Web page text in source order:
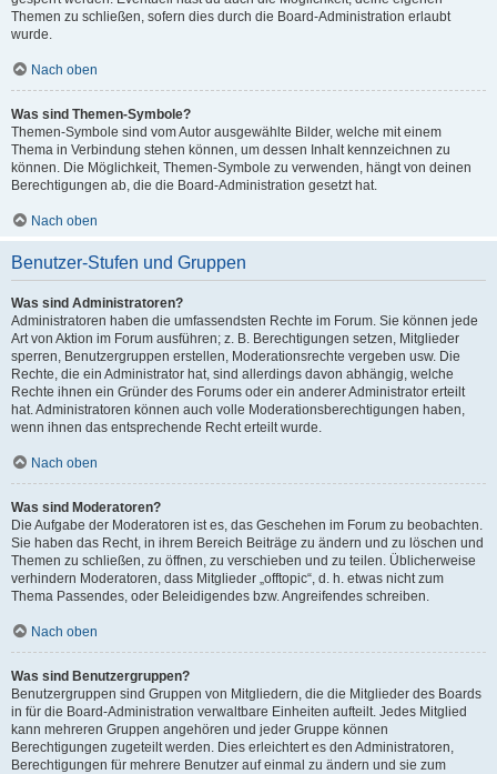
Themen zu schließen, sofern dies durch die Board-Administration erlaubt
wurde.
Nach oben
Was sind Themen-Symbole?
Themen-Symbole sind vom Autor ausgewählte Bilder, welche mit einem
Thema in Verbindung stehen können, um dessen Inhalt kennzeichnen zu
können. Die Möglichkeit, Themen-Symbole zu verwenden, hängt von deinen
Berechtigungen ab, die die Board-Administration gesetzt hat.
Nach oben
Benutzer-Stufen und Gruppen
Was sind Administratoren?
Administratoren haben die umfassendsten Rechte im Forum. Sie können jede
Art von Aktion im Forum ausführen; z. B. Berechtigungen setzen, Mitglieder
sperren, Benutzergruppen erstellen, Moderationsrechte vergeben usw. Die
Rechte, die ein Administrator hat, sind allerdings davon abhängig, welche
Rechte ihnen ein Gründer des Forums oder ein anderer Administrator erteilt
hat. Administratoren können auch volle Moderationsberechtigungen haben,
wenn ihnen das entsprechende Recht erteilt wurde.
Nach oben
Was sind Moderatoren?
Die Aufgabe der Moderatoren ist es, das Geschehen im Forum zu beobachten.
Sie haben das Recht, in ihrem Bereich Beiträge zu ändern und zu löschen und
Themen zu schließen, zu öffnen, zu verschieben und zu teilen. Üblicherweise
verhindern Moderatoren, dass Mitglieder „offtopic“, d. h. etwas nicht zum
Thema Passendes, oder Beleidigendes bzw. Angreifendes schreiben.
Nach oben
Was sind Benutzergruppen?
Benutzergruppen sind Gruppen von Mitgliedern, die die Mitglieder des Boards
in für die Board-Administration verwaltbare Einheiten aufteilt. Jedes Mitglied
kann mehreren Gruppen angehören und jeder Gruppe können
Berechtigungen zugeteilt werden. Dies erleichtert es den Administratoren,
Berechtigungen für mehrere Benutzer auf einmal zu ändern und sie zum